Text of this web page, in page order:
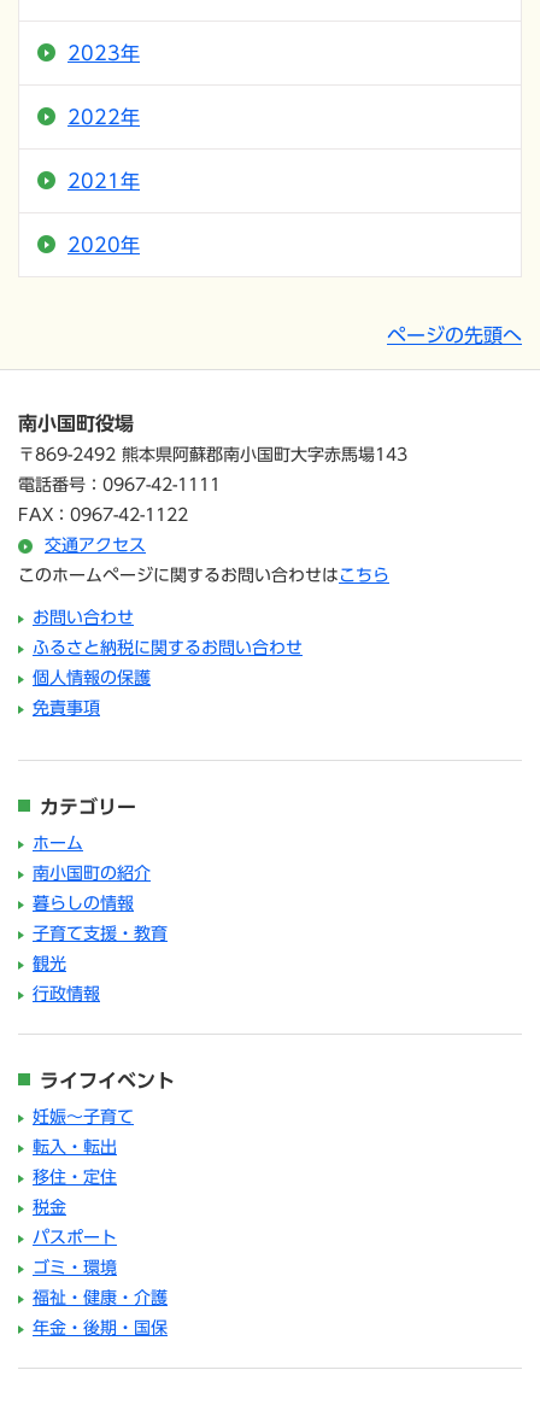
2023年
2022年
2021年
2020年
ページの先頭へ
南小国町役場
〒869-2492 熊本県阿蘇郡南小国町大字赤馬場143
電話番号：0967-42-1111
FAX：0967-42-1122
交通アクセス
このホームページに関するお問い合わせは こちら
お問い合わせ
ふるさと納税に関するお問い合わせ
個人情報の保護
免責事項
カテゴリー
ホーム
南小国町の紹介
暮らしの情報
子育て支援・教育
観光
行政情報
ライフイベント
妊娠～子育て
転入・転出
移住・定住
税金
パスポート
ゴミ・環境
福祉・健康・介護
年金・後期・国保